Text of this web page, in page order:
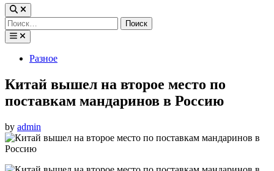
Найти:
PostedРазное
Китай вышел на второе место по
поставкам мандаринов в Россию
by admin